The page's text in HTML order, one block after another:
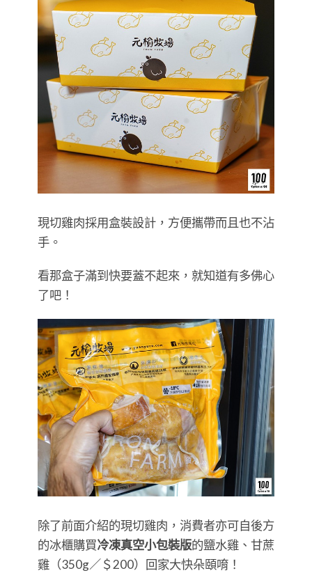
現切雞肉採用盒裝設計，方便攜帶而且也不沾
手。
看那盒子滿到快要蓋不起來，就知道有多佛心
了吧！
除了前面介紹的現切雞肉，消費者亦可自後方
的冰櫃購買冷凍真空小包裝版的鹽水雞、甘蔗
雞（350g／＄200）回家大快朵頤唷！